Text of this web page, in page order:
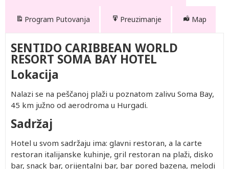
Program Putovanja Preuzimanje Map
SENTIDO CARIBBEAN WORLD
RESORT SOMA BAY HOTEL
Lokacija
Nalazi se na peščanoj plaži u poznatom zalivu Soma Bay,
45 km južno od aerodroma u Hurgadi.
Sadržaj
Hotel u svom sadržaju ima: glavni restoran, a la carte
restoran italijanske kuhinje, gril restoran na plaži, disko
bar, snack bar, orijentalni bar, bar pored bazena, melodi